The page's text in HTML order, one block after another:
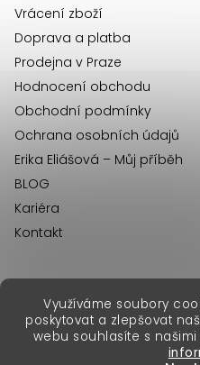
Využíváme soubory
poskytovat a zlepšovat
webu souhlasíte s
Vrácení zboží
Doprava a platba
Prodejna v Praze
Hodnocení obchodu
Obchodní podmínky
Ochrana osobních údajů
Erika Eliášová – Můj příběh
BLOG
Kariéra
Kontakt
Vytvořil Shoptet
Copyright 2026Erika